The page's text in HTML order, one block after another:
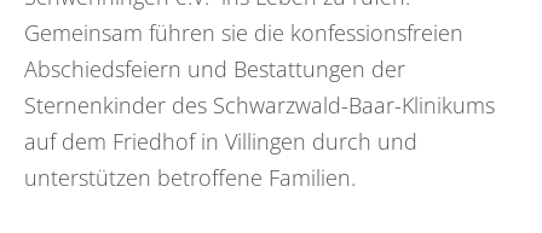
Gemeinsam führen sie die konfessionsfreien
Abschiedsfeiern und Bestattungen der
Sternenkinder des Schwarzwald-Baar-Klinikums
auf dem Friedhof in Villingen durch und
unterstützen betroffene Familien.